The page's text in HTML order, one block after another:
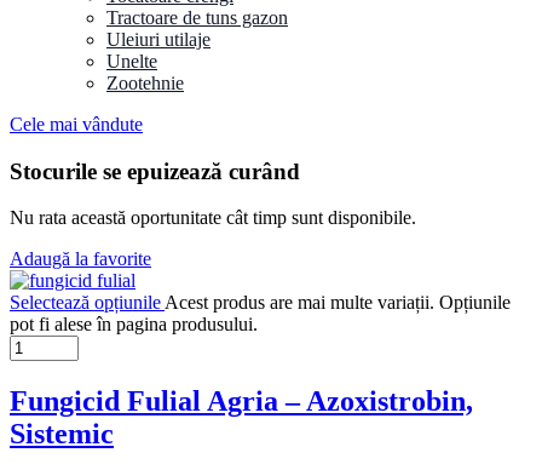
Tractoare de tuns gazon
Uleiuri utilaje
Unelte
Zootehnie
Cele mai vândute
Stocurile se epuizează curând
Nu rata această oportunitate cât timp sunt disponibile.
Adaugă la favorite
Selectează opțiunile Acest produs are mai multe variații. Opțiunile
pot fi alese în pagina produsului.
Fungicid Fulial Agria – Azoxistrobin,
Sistemic